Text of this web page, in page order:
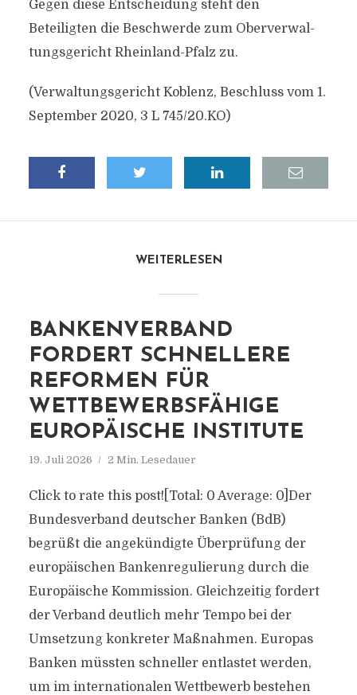
Gegen diese Entscheidung steht den
Beteiligten die Beschwerde zum Oberverwal-
tungsgericht Rheinland-Pfalz zu.
(Verwaltungsgericht Koblenz, Beschluss vom 1.
September 2020, 3 L 745/20.KO)
WEITERLESEN
BANKENVERBAND
FORDERT SCHNELLERE
REFORMEN FÜR
WETTBEWERBSFÄHIGE
EUROPÄISCHE INSTITUTE
19. Juli 2026 2 Min. Lesedauer
Click to rate this post![Total: 0 Average: 0]Der
Bundesverband deutscher Banken (BdB)
begrüßt die angekündigte Überprüfung der
europäischen Bankenregulierung durch die
Europäische Kommission. Gleichzeitig fordert
der Verband deutlich mehr Tempo bei der
Umsetzung konkreter Maßnahmen. Europas
Banken müssten schneller entlastet werden,
um im internationalen Wettbewerb bestehen